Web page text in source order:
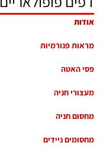
אודות
מראות פנורמיות
פסי האטה
מעצורי חניה
מחסום חניה
מחסומים ניידים